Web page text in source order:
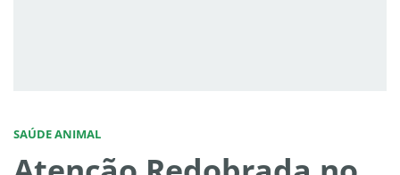
SAÚDE ANIMAL